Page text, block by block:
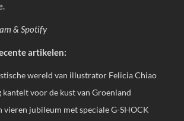
& Spotify
artikelen:
wereld van illustrator Felicia Chiao
kantelt voor de kust van Groenland
vieren jubileum met speciale G-SHOCK